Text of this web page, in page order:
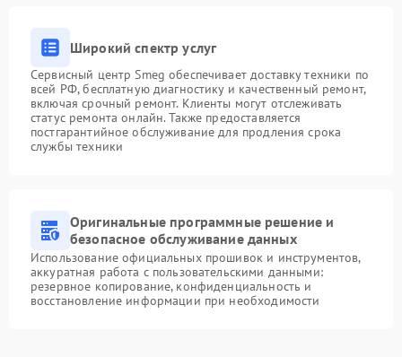
Широкий спектр услуг
Сервисный центр Smeg обеспечивает доставку техники по
всей РФ, бесплатную диагностику и качественный ремонт,
включая срочный ремонт. Клиенты могут отслеживать
статус ремонта онлайн. Также предоставляется
постгарантийное обслуживание для продления срока
службы техники
Оригинальные программные решение и
безопасное обслуживание данных
Использование официальных прошивок и инструментов,
аккуратная работа с пользовательскими данными:
резервное копирование, конфиденциальность и
восстановление информации при необходимости